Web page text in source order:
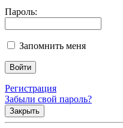
Пароль:
Запомнить меня
Регистрация
Забыли свой пароль?
Закрыть